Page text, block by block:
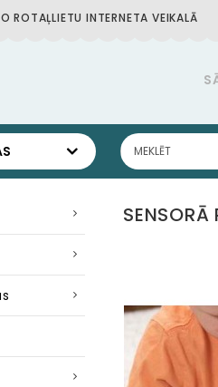
ROTAĻLIETU INTERNETA VEIKALĀ
SENSORĀ